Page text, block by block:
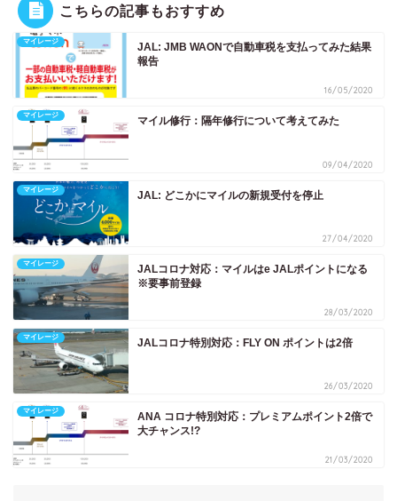
こちらの記事もおすすめ
マイレージ
JAL: JMB WAONで自動車税を支払ってみた結果
報告
16/05/2020
マイレージ マイル修行：隔年修行について考えてみた
09/04/2020
マイレージ JAL: どこかにマイルの新規受付を停止
27/04/2020
マイレージ
JALコロナ対応：マイルはe JALポイントになる
※要事前登録
28/03/2020
マイレージ JALコロナ特別対応：FLY ON ポイントは2倍
26/03/2020
マイレージ
ANA コロナ特別対応：プレミアムポイント2倍で
大チャンス!?
21/03/2020